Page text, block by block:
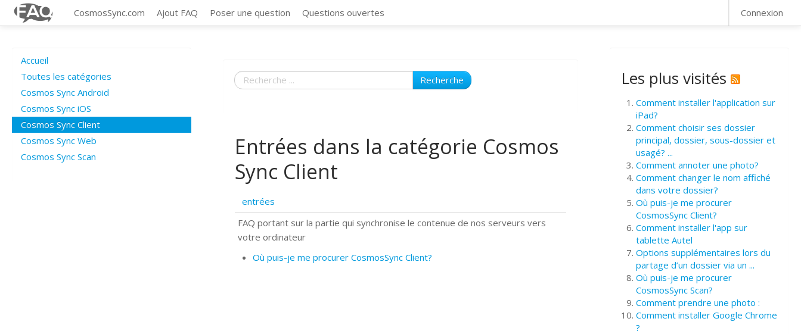
CosmosSync.com Ajout FAQ Poser une question Questions ouvertes Connexion
Accueil
Toutes les catégories
Cosmos Sync Android
Cosmos Sync iOS
Cosmos Sync Client
Cosmos Sync Web
Cosmos Sync Scan
Recherche
Entrées dans la catégorie Cosmos
Sync Client
entrées
FAQ portant sur la partie qui synchronise le contenue de nos serveurs vers
votre ordinateur
Où puis-je me procurer CosmosSync Client?
Les plus visités
Comment installer l'application sur
iPad?
Comment choisir ses dossier
principal, dossier, sous-dossier et
usagé? ...
Comment annoter une photo?
Comment changer le nom affiché
dans votre dossier?
Où puis-je me procurer
CosmosSync Client?
Comment installer l'app sur
tablette Autel
Options supplémentaires lors du
partage d’un dossier via un ...
Où puis-je me procurer
CosmosSync Scan?
Comment prendre une photo :
Comment installer Google Chrome
?